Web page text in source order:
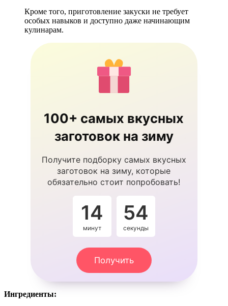
Кроме того, приготовление закуски не требует
особых навыков и доступно даже начинающим
кулинарам.
100+ самых вкусных
заготовок на зиму
Получите подборку самых вкусных
заготовок на зиму, которые
обязательно стоит попробовать!
14
минут
53
секунды
Получить
Ингредиенты: